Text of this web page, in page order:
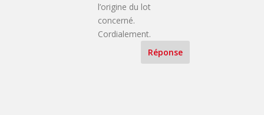
l’origine du lot
concerné.
Cordialement.
Réponse